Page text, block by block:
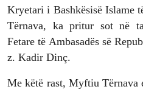
Kryetari i Bashkësisë Islame
Tërnava, ka pritur sot në
Fetare të Ambasadës së
z. Kadir Dinç.
Me këtë rast, Myftiu